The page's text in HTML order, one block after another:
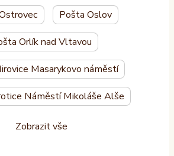
Pošta Oslov
Orlík nad Vltavou
Masarykovo náměstí
Náměstí Mikoláše Alše
Zobrazit vše